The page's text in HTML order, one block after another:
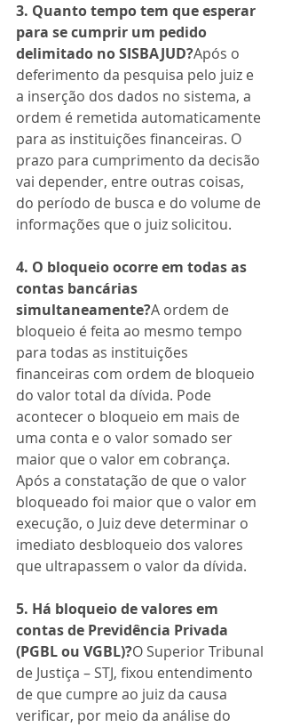
3. Quanto tempo tem que esperar
para se cumprir um pedido
delimitado no SISBAJUD?Após o
deferimento da pesquisa pelo juiz e
a inserção dos dados no sistema, a
ordem é remetida automaticamente
para as instituições financeiras. O
prazo para cumprimento da decisão
vai depender, entre outras coisas,
do período de busca e do volume de
informações que o juiz solicitou.
4. O bloqueio ocorre em todas as
contas bancárias
simultaneamente?A ordem de
bloqueio é feita ao mesmo tempo
para todas as instituições
financeiras com ordem de bloqueio
do valor total da dívida. Pode
acontecer o bloqueio em mais de
uma conta e o valor somado ser
maior que o valor em cobrança.
Após a constatação de que o valor
bloqueado foi maior que o valor em
execução, o Juiz deve determinar o
imediato desbloqueio dos valores
que ultrapassem o valor da dívida.
5. Há bloqueio de valores em
contas de Previdência Privada
(PGBL ou VGBL)?O Superior Tribunal
de Justiça – STJ, fixou entendimento
de que cumpre ao juiz da causa
verificar, por meio da análise do